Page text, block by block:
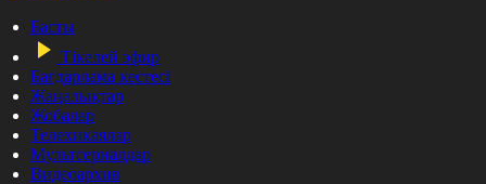
Басты
Тікелей эфир
Бағдарлама кестесі
Жаңалықтар
Жобалар
Телехикаялар
Мультсериалдар
Видеоархив